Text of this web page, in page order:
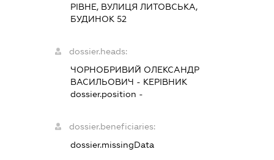
РІВНЕ, ВУЛИЦЯ ЛИТОВСЬКА,
БУДИНОК 52
dossier.heads:
ЧОРНОБРИВИЙ ОЛЕКСАНДР
ВАСИЛЬОВИЧ - КЕРІВНИК
dossier.position -
dossier.beneficiaries:
dossier.missingData